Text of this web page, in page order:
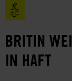
Direkt
zum
Benutzermenü
BRITIN
IN HAFT